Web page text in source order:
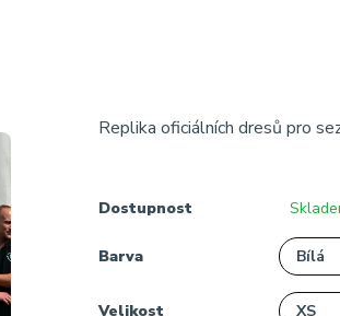
Replika oficiálních dresů pro
Dostupnost
Barva
Velikost